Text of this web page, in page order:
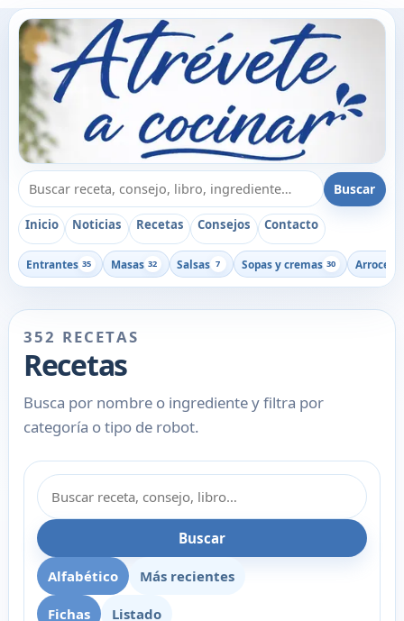
Buscar recetas, consejos o libros Buscar
Inicio Noticias Recetas Consejos Contacto
Entrantes 35 Masas 32 Salsas 7 Sopas y cremas 30 Arroces
352 RECETAS
Recetas
Busca por nombre o ingrediente y filtra por
categoría o tipo de robot.
Buscar
Alfabético Más recientes
Fichas Listado